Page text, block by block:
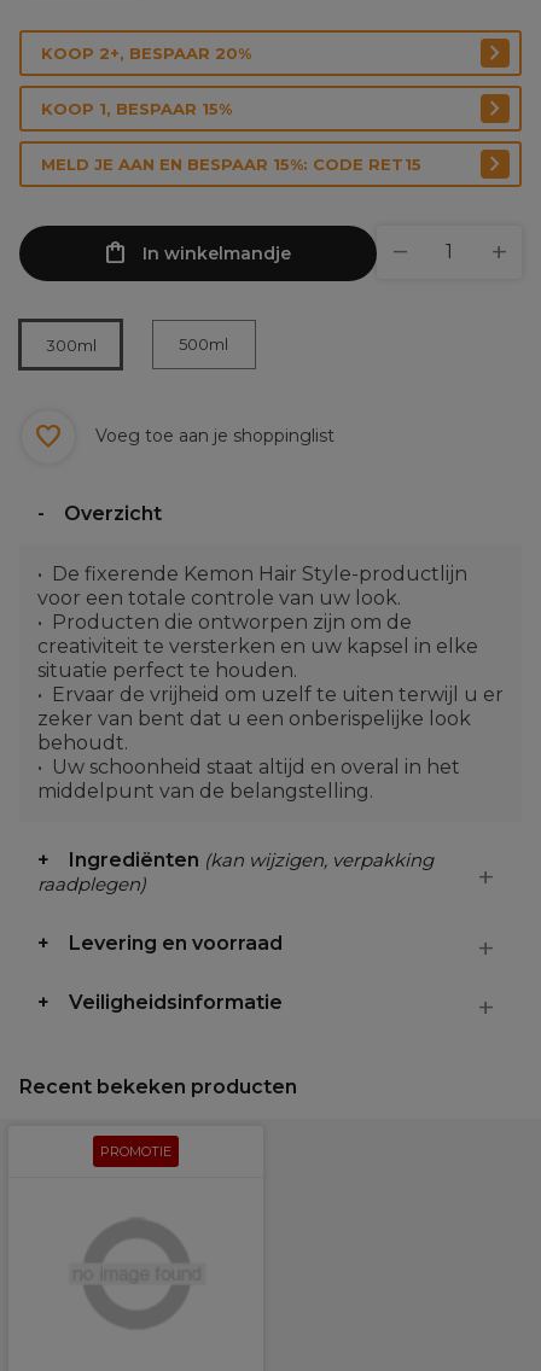
KOOP 2+, BESPAAR 20%
KOOP 1, BESPAAR 15%
MELD JE AAN EN BESPAAR 15%: CODE RET15
In winkelmandje
300ml 500ml
Voeg toe aan je shoppinglist
Overzicht
De fixerende Kemon Hair Style-productlijn
voor een totale controle van uw look.
Producten die ontworpen zijn om de
creativiteit te versterken en uw kapsel in elke
situatie perfect te houden.
Ervaar de vrijheid om uzelf te uiten terwijl u er
zeker van bent dat u een onberispelijke look
behoudt.
Uw schoonheid staat altijd en overal in het
middelpunt van de belangstelling.
Ingrediënten (kan wijzigen, verpakking
raadplegen)
Levering en voorraad
Veiligheidsinformatie
Recent bekeken producten
PROMOTIE